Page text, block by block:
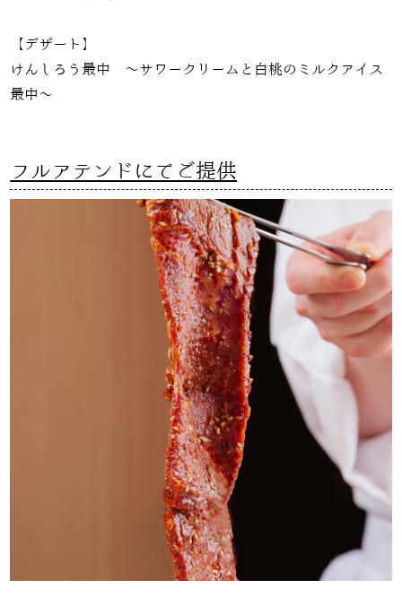
【デザート】
けんしろう最中 〜サワークリームと白桃のミルクアイス
最中〜
フルアテンドにてご提供